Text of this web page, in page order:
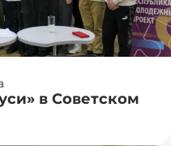
в Советском